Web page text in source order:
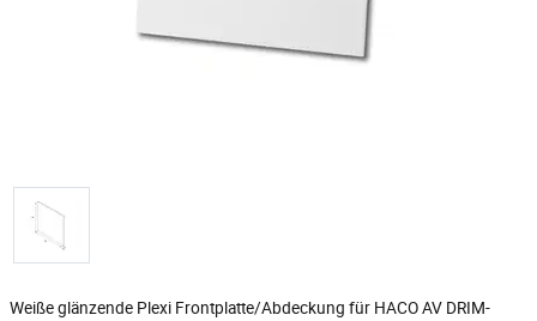
Weiße glänzende Plexi Frontplatte/Abdeckung für HACO AV DRIM-